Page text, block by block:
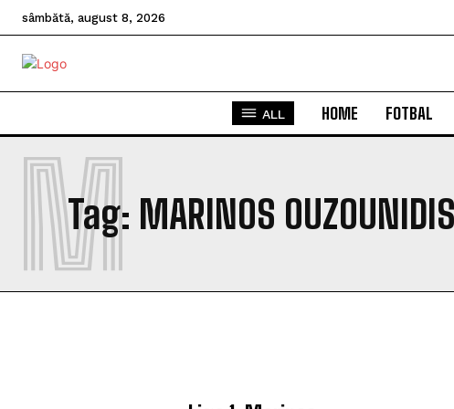
sâmbătă, august 8, 2026
ALL HOME FOTBAL
Tag: MARINOS OUZOUNIDIS
M